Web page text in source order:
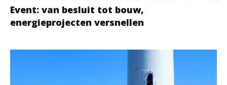
Event: van besluit tot bouw,
energieprojecten versnellen